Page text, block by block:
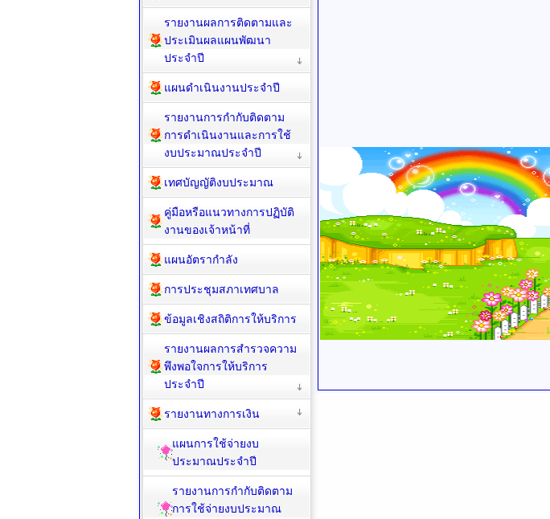
รายงานผลการติดตามและ
ประเมินผลแผนพัฒนา
ประจำปี
แผนดำเนินงานประจำปี
รายงานการกำกับติดตาม
การดำเนินงานและการใช้
งบประมาณประจำปี
เทศบัญญัติงบประมาณ
คู่มือหรือแนวทางการปฏิบัติ
งานของเจ้าหน้าที่
แผนอัตรากำลัง
การประชุมสภาเทศบาล
ข้อมูลเชิงสถิติการให้บริการ
รายงานผลการสำรวจความ
พึงพอใจการให้บริการ
ประจำปี
รายงานทางการเงิน
แผนการใช้จ่ายงบ
ประมาณประจำปี
รายงานการกำกับติดตาม
การใช้จ่ายงบประมาณ